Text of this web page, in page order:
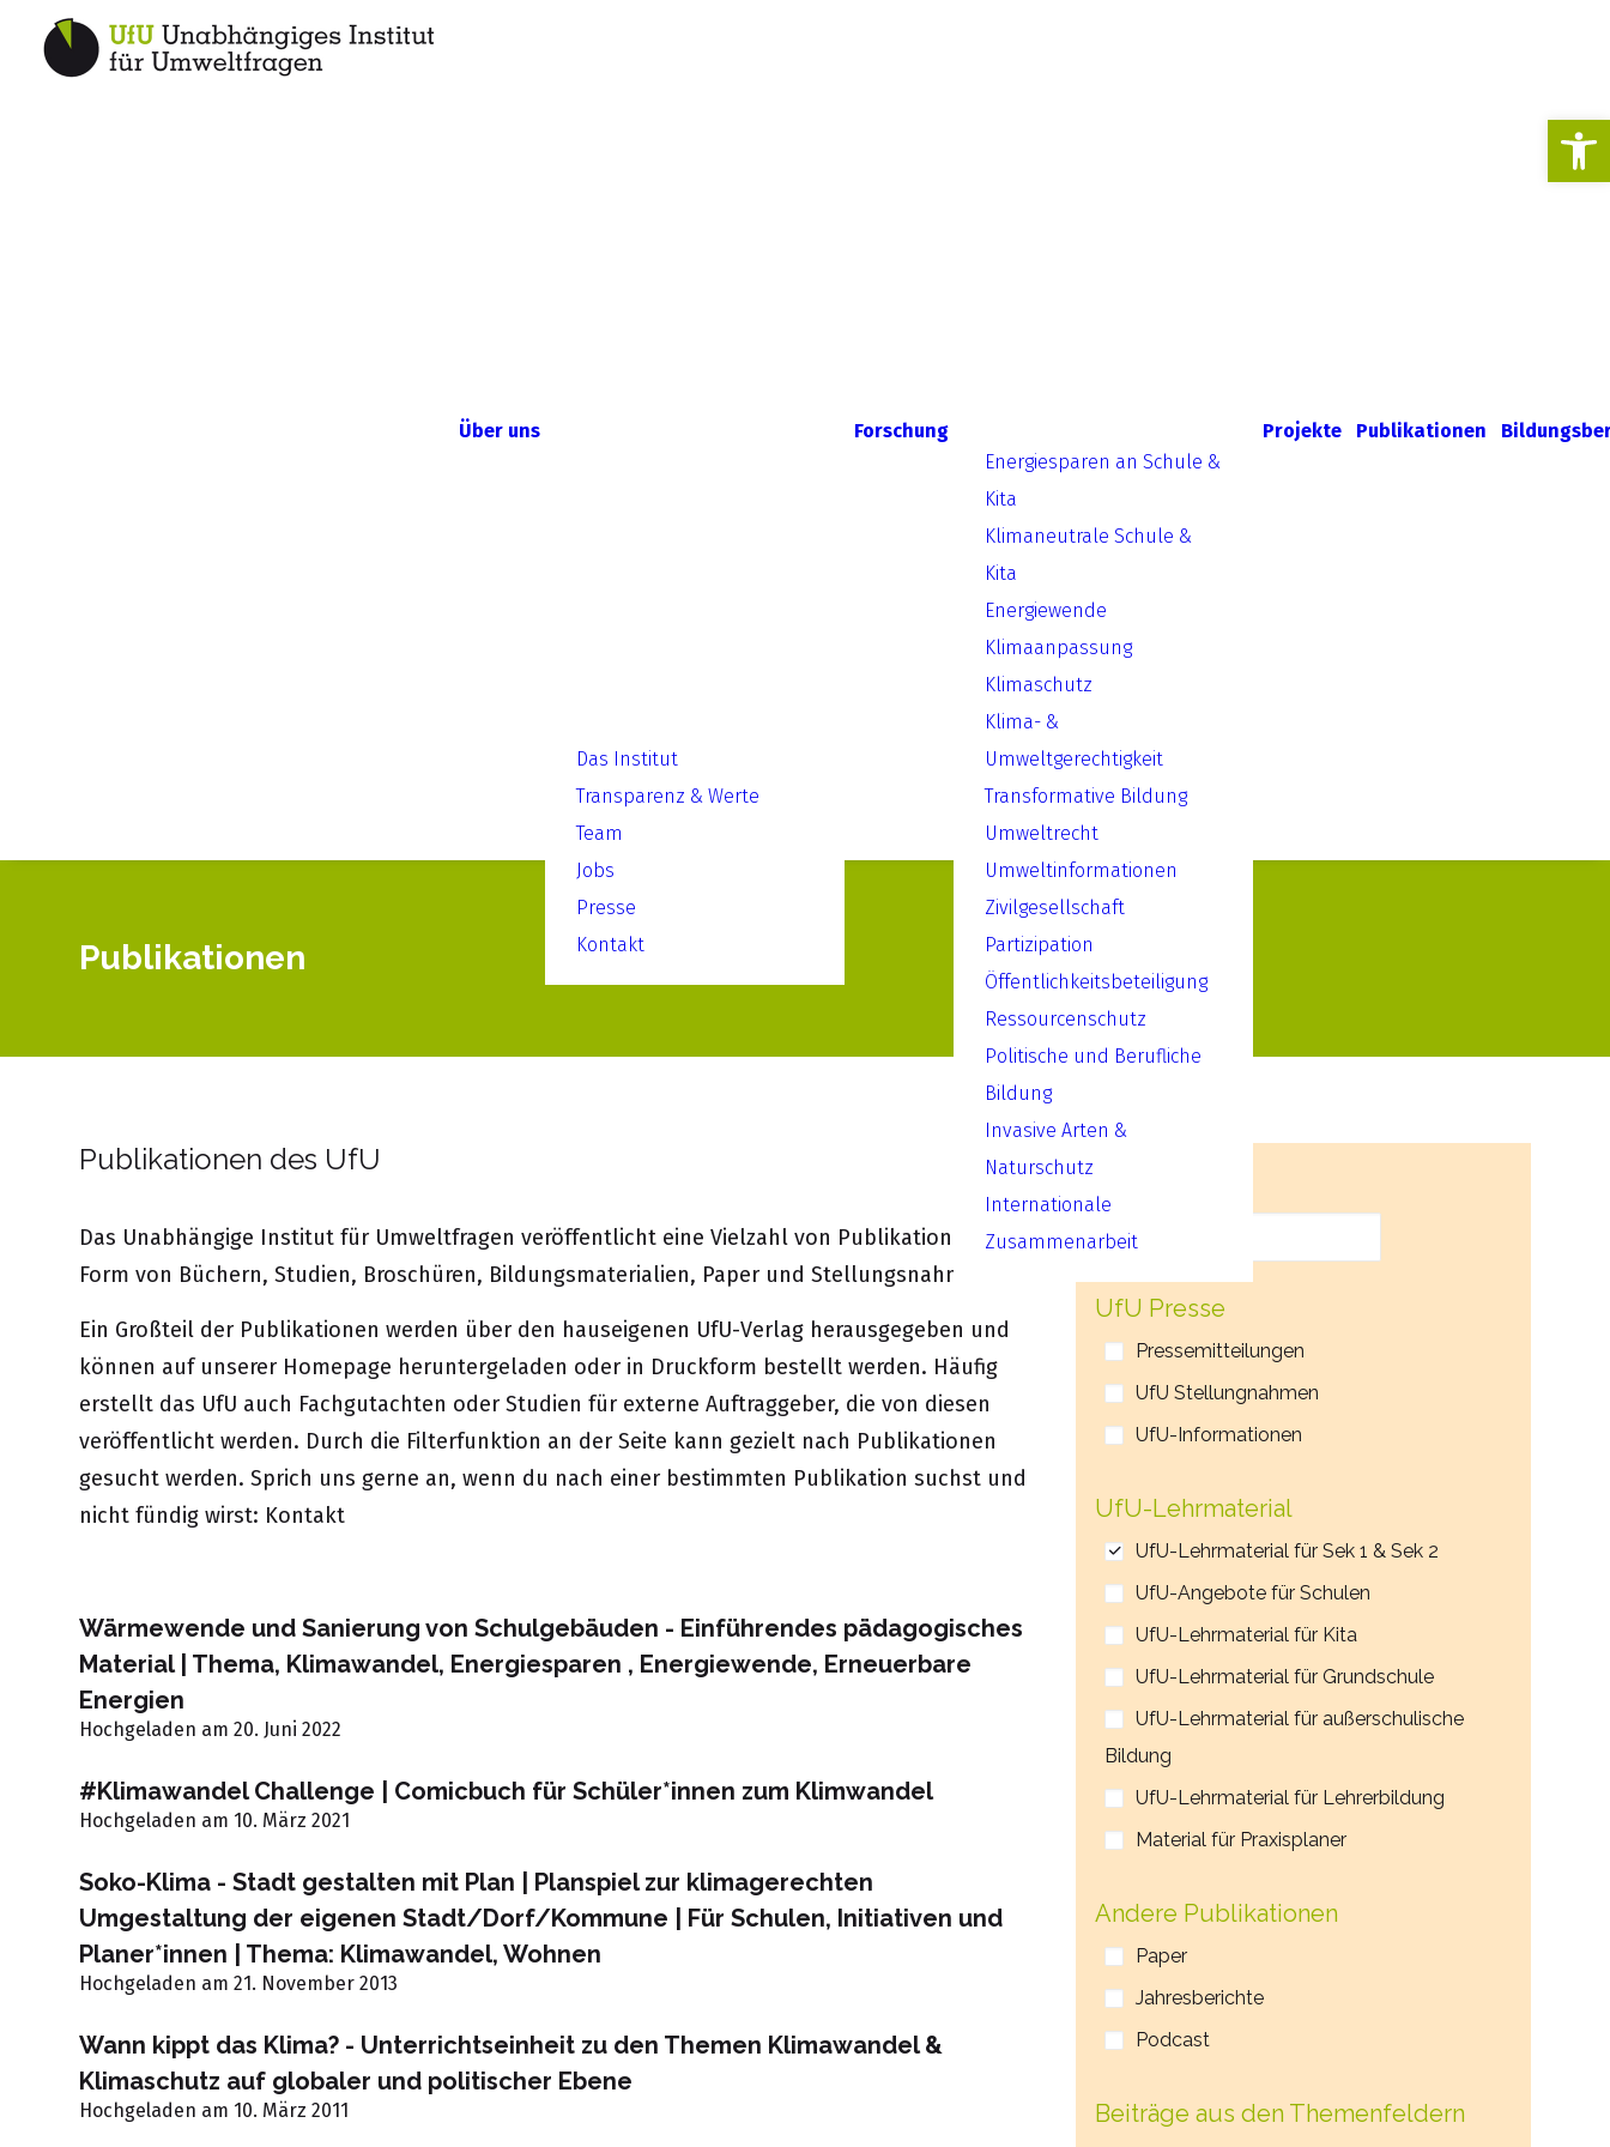
Über uns
Das Institut
Transparenz & Werte
Team
Jobs
Presse
Kontakt
Forschung
Energiesparen an Schule &
Kita
Klimaneutrale Schule &
Kita
Energiewende
Klimaanpassung
Klimaschutz
Klima- &
Umweltgerechtigkeit
Transformative Bildung
Umweltrecht
Umweltinformationen
Zivilgesellschaft
Partizipation
Öffentlichkeitsbeteiligung
Ressourcenschutz
Politische und Berufliche
Bildung
Invasive Arten &
Naturschutz
Internationale
Zusammenarbeit
Projekte Publikationen
Publikationen
Publikationen des UfU
Das Unabhängige Institut für Umweltfragen veröffentlicht eine Vielzahl von Publikationen in
Form von Büchern, Studien, Broschüren, Bildungsmaterialien, Paper und Stellungsnahmen.
Ein Großteil der Publikationen werden über den hauseigenen UfU-Verlag herausgegeben und
können auf unserer Homepage heruntergeladen oder in Druckform bestellt werden. Häufig
erstellt das UfU auch Fachgutachten oder Studien für externe Auftraggeber, die von diesen
veröffentlicht werden. Durch die Filterfunktion an der Seite kann gezielt nach Publikationen
gesucht werden. Sprich uns gerne an, wenn du nach einer bestimmten Publikation suchst und
nicht fündig wirst: Kontakt
Wärmewende und Sanierung von Schulgebäuden - Einführendes pädagogisches
Material | Thema, Klimawandel, Energiesparen , Energiewende, Erneuerbare
Energien
Hochgeladen am 20. Juni 2022
#Klimawandel Challenge | Comicbuch für Schüler*innen zum Klimwandel
Hochgeladen am 10. März 2021
Soko-Klima - Stadt gestalten mit Plan | Planspiel zur klimagerechten
Umgestaltung der eigenen Stadt/Dorf/Kommune | Für Schulen, Initiativen und
Planer*innen | Thema: Klimawandel, Wohnen
Hochgeladen am 21. November 2013
Wann kippt das Klima? - Unterrichtseinheit zu den Themen Klimawandel &
Klimaschutz auf globaler und politischer Ebene
Hochgeladen am 10. März 2011
UfU Presse
Pressemitteilungen
UfU Stellungnahmen
UfU-Informationen
UfU-Lehrmaterial
UfU-Lehrmaterial für Sek 1 & Sek 2
UfU-Angebote für Schulen
UfU-Lehrmaterial für Kita
UfU-Lehrmaterial für Grundschule
UfU-Lehrmaterial für außerschulische
Bildung
UfU-Lehrmaterial für Lehrerbildung
Material für Praxisplaner
Andere Publikationen
Paper
Jahresberichte
Podcast
Beiträge aus den Themenfeldern